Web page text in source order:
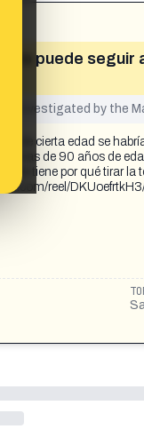
puede
investigated by the
de cierta edad se
de 90 años de
tiene por qué tirar
reel/